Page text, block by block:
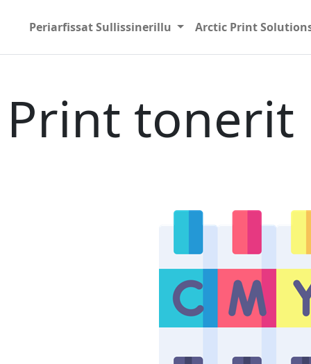
Periarfissat Sullissinerillu Arctic Print
Print tonerit